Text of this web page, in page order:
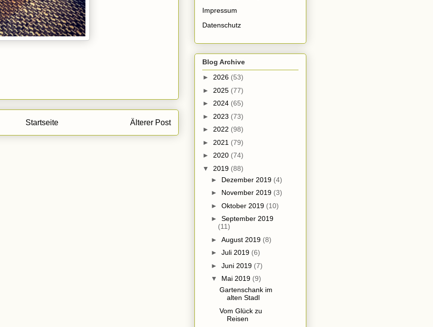
Älterer Post
Startseite
Impressum
Datenschutz
Blog Archive
► 2026 (53)
► 2025 (77)
► 2024 (65)
► 2023 (73)
► 2022 (98)
► 2021 (79)
► 2020 (74)
▼ 2019 (88)
► Dezember 2019 (4)
► November 2019 (3)
► Oktober 2019 (10)
► September 2019
(11)
► August 2019 (8)
► Juli 2019 (6)
► Juni 2019 (7)
▼ Mai 2019 (9)
Gartenschank im
alten Stadl
Vom Glück zu
Reisen